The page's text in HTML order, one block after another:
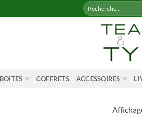
Recherche
pour :
BOÎTES COFFRETS ACCESSOIRES